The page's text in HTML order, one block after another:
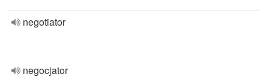
negotiator
negocjator